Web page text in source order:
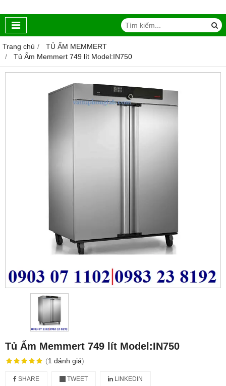
Trang chủ
TỦ ẤM MEMMERT
Tủ Ấm Memmert 749 lít Model:IN750
Tủ Ấm Memmert 749 lít Model:IN750
(1 đánh giá)
SHARE TWEET LINKEDIN